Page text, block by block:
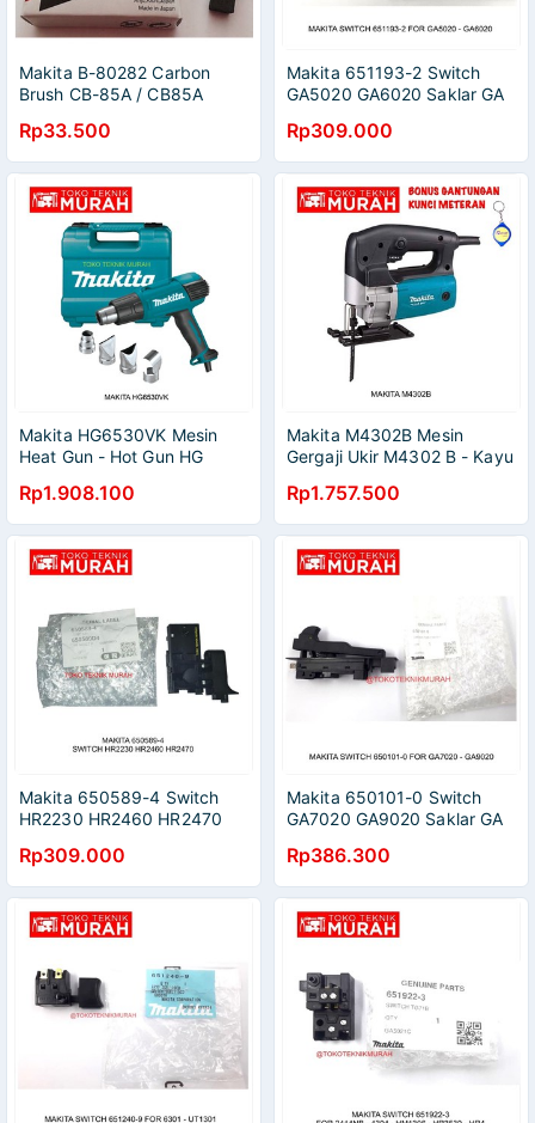
Makita B-80282 Carbon
Brush CB-85A / CB85A
Rp33.500
Makita 651193-2 Switch
GA5020 GA6020 Saklar GA
Rp309.000
Makita HG6530VK Mesin
Heat Gun - Hot Gun HG
Rp1.908.100
Makita M4302B Mesin
Gergaji Ukir M4302 B - Kayu
Rp1.757.500
Makita 650589-4 Switch
HR2230 HR2460 HR2470
Rp309.000
Makita 650101-0 Switch
GA7020 GA9020 Saklar GA
Rp386.300